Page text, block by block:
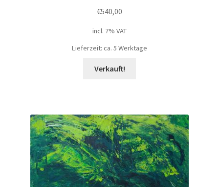
€540,00
incl. 7% VAT
Lieferzeit: ca. 5 Werktage
Verkauft!